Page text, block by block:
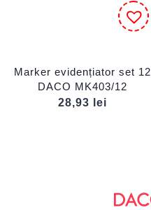
Marker evidențiator set 12
DACO MK403/12
28,93
lei